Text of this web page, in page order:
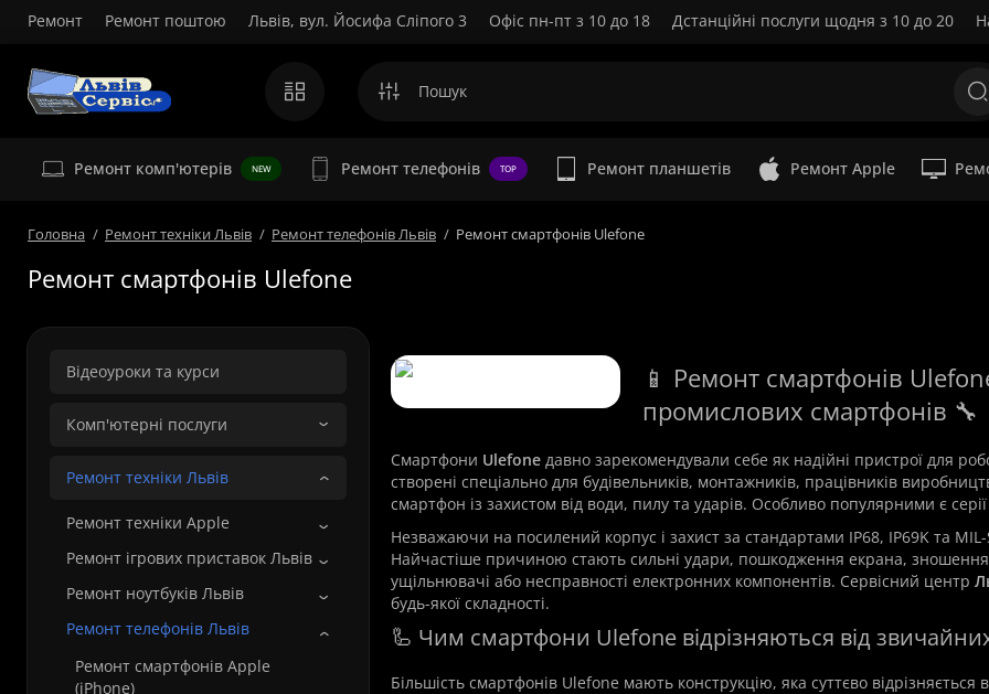
Ремонт Ремонт поштою Львів, вул. Йосифа Сліпого 3 Офіс пн-пт з 10 до 18 Дстанційні послуги щодня з 10 до 20
Ремонт комп'ютерів NEW Ремонт телефонів TOP Ремонт планшетів Ремонт Apple
Головна Ремонт техніки Львів Ремонт телефонів Львів Ремонт смартфонів Ulefone
Ремонт смартфонів Ulefone
Відеоуроки та курси
Комп'ютерні послуги
Ремонт техніки Львів
Ремонт техніки Apple
Ремонт ігрових приставок Львів
Ремонт ноутбуків Львів
Ремонт телефонів Львів
Ремонт смартфонів Apple
(iPhone)
📱 Ремонт смартфонів
промислових смартфонів 🔧
Смартфони Ulefoneдавно зарекомендували себе як надійні пристрої для
створені спеціально для будівельників, монтажників, працівників
смартфон із захистом від води, пилу та ударів. Особливо популярними є
Незважаючи на посилений корпус і захист за стандартами IP68, IP69K та
Найчастіше причиною стають сильні удари, пошкодження екрана,
ущільнювачі або несправності електронних компонентів. Сервісний центр
будь-якої складності.
🦾 Чим смартфони Ulefone відрізняються від
Більшість смартфонів Ulefone мають конструкцію, яка суттєво